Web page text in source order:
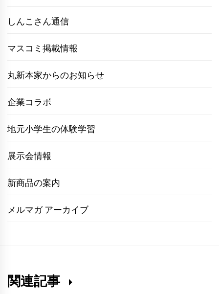
しんこさん通信
マスコミ掲載情報
丸新本家からのお知らせ
企業コラボ
地元小学生の体験学習
展示会情報
新商品の案内
メルマガ アーカイブ
関連記事